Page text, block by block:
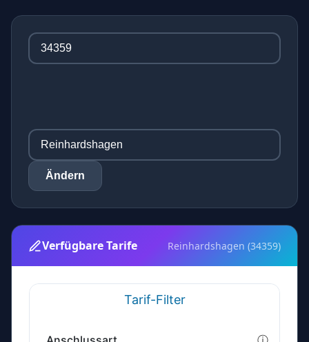
Ändern
Verfügbare Tarife Reinhardshagen (34359)